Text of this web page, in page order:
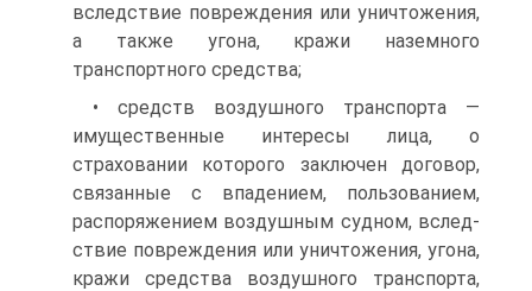
вследствие повреждения или уничтожения,
а также угона, кражи наземного
транспортного средства;
• средств воздушного транспорта —
имущественные интересы лица, о
страховании которого заключен договор,
связанные с впа­дением, пользованием,
распоряжением воздушным судном, вслед­
ствие повреждения или уничтожения, угона,
кражи средства воз­душного транспорта,